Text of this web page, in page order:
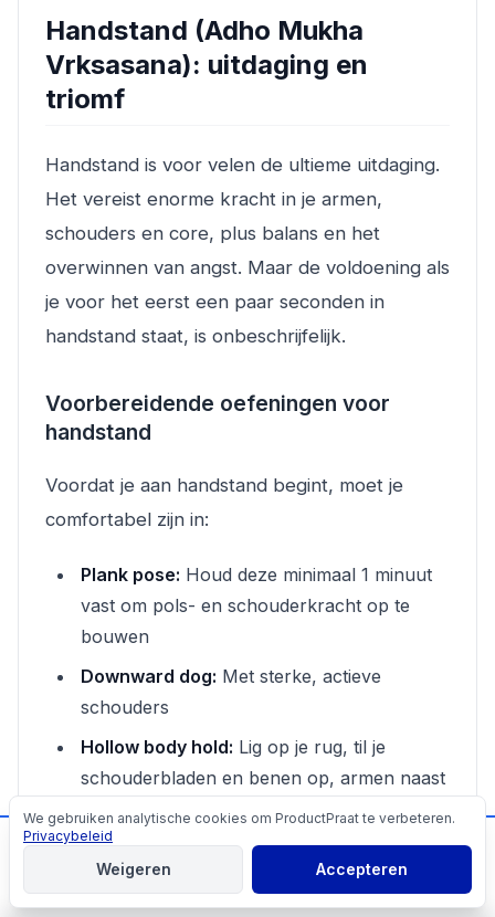
Handstand (Adho Mukha
Vrksasana): uitdaging en
triomf
Handstand is voor velen de ultieme uitdaging.
Het vereist enorme kracht in je armen,
schouders en core, plus balans en het
overwinnen van angst. Maar de voldoening als
je voor het eerst een paar seconden in
handstand staat, is onbeschrijfelijk.
Voorbereidende oefeningen voor
handstand
Voordat je aan handstand begint, moet je
comfortabel zijn in:
Plank pose: Houd deze minimaal 1 minuut
vast om pols- en schouderkracht op te
bouwen
Downward dog: Met sterke, actieve
schouders
Hollow body hold: Lig op je rug, til je
schouderbladen en benen op, armen naast
je oren. Dit leert je de core-activatie die je in
handstand nodig hebt
Handstand tegen de muur leren
Cookies
We gebruiken analytische cookies om ProductPraat te verbeteren.
Privacybeleid
Weigeren Accepteren
📬Mis geen producttips!
Aanmelden